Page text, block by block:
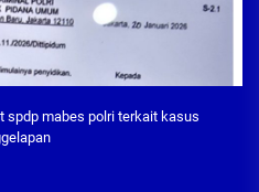
spdp mabes polri terkait kasus